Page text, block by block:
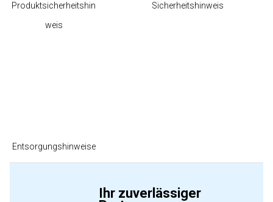
Produktsicherheitshin
weis
Sicherheitshinweis
Entsorgungshinweise
Ihr zuverlässiger